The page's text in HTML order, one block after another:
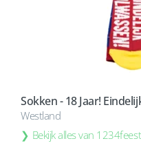
Sokken - 18 Jaar!
Westland
Bekijk alles van 1234feest